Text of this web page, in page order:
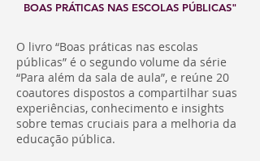
BOAS PRÁTICAS NAS ESCOLAS PÚBLICAS"
O livro “Boas práticas nas escolas
públicas” é o segundo volume da série
“Para além da sala de aula”, e reúne 20
coautores dispostos a compartilhar suas
experiências, conhecimento e insights
sobre temas cruciais para a melhoria da
educação pública.